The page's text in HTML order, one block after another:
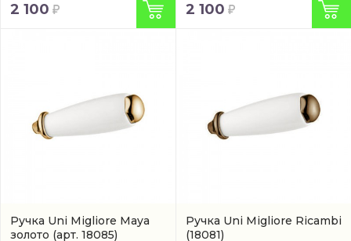
2 100 2 100
Ручка Uni Migliore Maya
золото (арт. 18085)
Ручка Uni Migliore Ricambi
(18081)